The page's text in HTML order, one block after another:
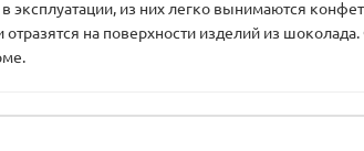
из них легко вынимаются
отразятся на поверхности изделий из